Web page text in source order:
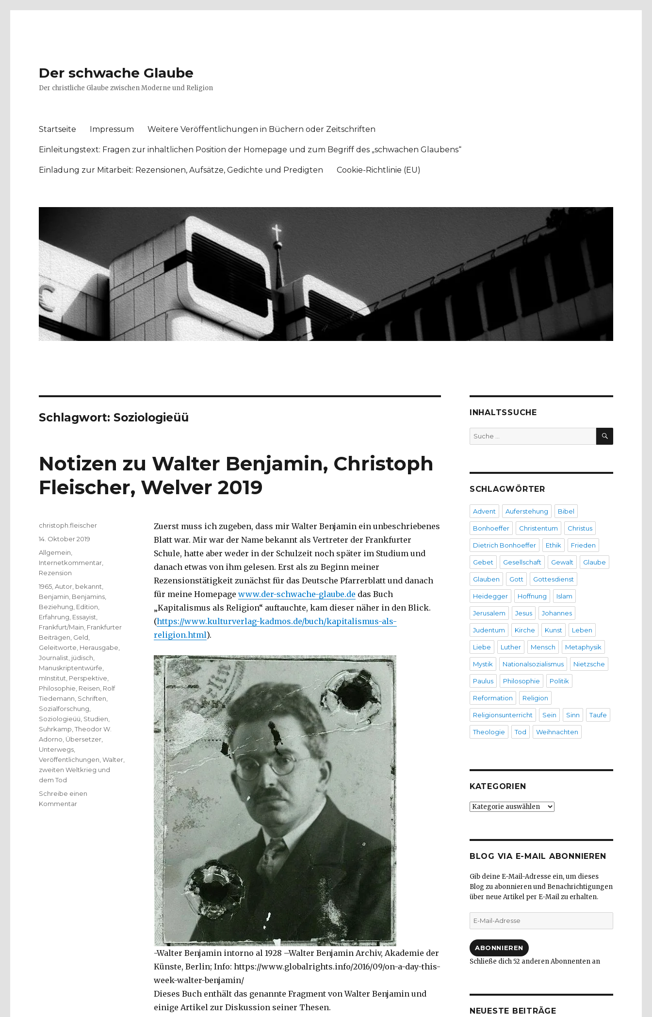
Der schwache Glaube
Der christliche Glaube zwischen Moderne und Religion
Startseite Impressum Weitere Veröffentlichungen in Büchern oder Zeitschriften
Einleitungstext: Fragen zur inhaltlichen Position der Homepage und zum Begriff des „schwachen Glaubens“
Einladung zur Mitarbeit: Rezensionen, Aufsätze, Gedichte und Predigten Cookie-Richtlinie (EU)
Schlagwort: Soziologieüü
Notizen zu Walter Benjamin, Christoph
Fleischer, Welver 2019
Zuerst muss ich zugeben, dass mir Walter Benjamin ein unbeschriebenes
Blatt war. Mir war der Name bekannt als Vertreter der Frankfurter
Schule, hatte aber weder in der Schulzeit noch später im Studium und
danach etwas von ihm gelesen. Erst als zu Beginn meiner
Rezensionstätigkeit zunächst für das Deutsche Pfarrerblatt und danach
für meine Homepage www.der-schwache-glaube.de das Buch
„Kapitalismus als Religion“ auftauchte, kam dieser näher in den Blick.
(https://www.kulturverlag-kadmos.de/buch/kapitalismus-als-
religion.html).
-Walter Benjamin intorno al 1928 –Walter Benjamin Archiv, Akademie der
Künste, Berlin; Info: https://www.globalrights.info/2016/09/on-a-day-this-
week-walter-benjamin/
Dieses Buch enthält das genannte Fragment von Walter Benjamin und
einige Artikel zur Diskussion seiner Thesen.
Autor
christoph.fleischer
Veröffentlicht
am
14. Oktober 2019
Kategorien
Allgemein
Internetkommentar
Rezension
Schlagwörter
1965 ,Autor bekannt
Benjamin Benjamins
Beziehung Edition
Erfahrung Essayist
Frankfurt/Main Frankfurter
Beiträgen Geld
Geleitworte Herausgabe
Journalist jüdisch
Manuskriptentwürfe
mInstitut Perspektive
Philosophie Reisen Rolf
Tiedemann Schriften
Sozialforschung
Soziologieüü Studien
Suhrkamp ,Theodor W.
Adorno Übersetzer
Unterwegs
Veröffentlichungen ,Walter
zweiten Weltkrieg und
dem Tod
Schreibe einen
Kommentarzu
INHALTSSUCHE
Suche
nach:
SUCHEN
SCHLAGWÖRTER
Advent Auferstehung Bibel
Bonhoeffer Christentum Christus
Dietrich Bonhoeffer Ethik Frieden
Gebet Gesellschaft Gewalt Glaube
Glauben Gott Gottesdienst
Heidegger Hoffnung Islam
Jerusalem Jesus Johannes
Judentum Kirche Kunst Leben
Liebe Luther Mensch Metaphysik
Mystik Nationalsozialismus Nietzsche
Paulus Philosophie Politik
Reformation Religion
Religionsunterricht Sein Sinn Taufe
Theologie Tod Weihnachten
KATEGORIEN
Kategorien
BLOG VIA E-MAIL ABONNIEREN
Gib deine E-Mail-Adresse ein, um dieses
Blog zu abonnieren und Benachrichtigungen
über neue Artikel per E-Mail zu erhalten.
E-
Mail-
ABONNIEREN
Schließe dich 52 anderen Abonnenten an
NEUESTE BEITRÄGE